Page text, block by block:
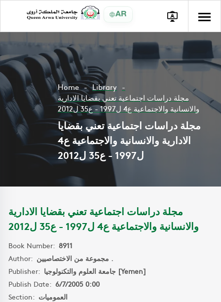
AR
Home
Library
مجلة دراسات اجتماعية تعني بقضايا الادارية
والانسانية والاجتماعية ع4 ل1997 - ع35 ل2012
مجلة دراسات اجتماعية تعني بقضايا
الادارية والانسانية والاجتماعية ع4
ل1997 - ع35 ل2012
مجلة دراسات اجتماعية تعني بقضايا الادارية
والانسانية والاجتماعية ع4 ل1997 - ع35 ل2012
Book Number: 8911
Author:
مجموعة من الاختصاصيين .
Publisher:
جامعة العلوم والتكنولوجيا [Yemen]
Publish Date: 6/7/2005 0:00
Section: العموميات